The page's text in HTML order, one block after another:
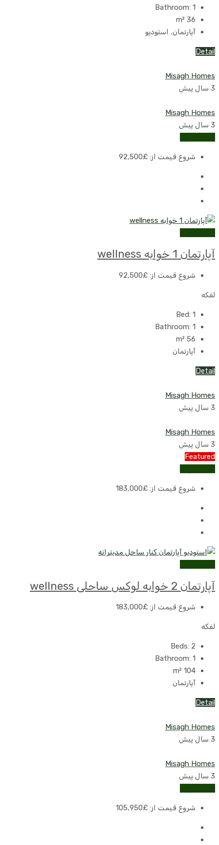
Bathroom: 1
36
m²
آپارتمان, استودیو
Detail
Misagh Homes
3 سال پیش
Misagh Homes
3 سال پیش
برای فروش
شروع قیمت از: £92,500
برای فروش
آپارتمان 1 خوابه wellness
شروع قیمت از: £92,500
لفکه
Bed: 1
Bathroom: 1
56
m²
آپارتمان
Detail
Misagh Homes
3 سال پیش
Misagh Homes
3 سال پیش
Featured
برای فروش
شروع قیمت از: £183,000
برای فروش
آپارتمان 2 خوابه لوکس ساحلی wellness
شروع قیمت از: £183,000
لفکه
Beds: 2
Bathroom: 1
104
m²
آپارتمان
Detail
Misagh Homes
3 سال پیش
Misagh Homes
3 سال پیش
برای فروش
شروع قیمت از: £105,950